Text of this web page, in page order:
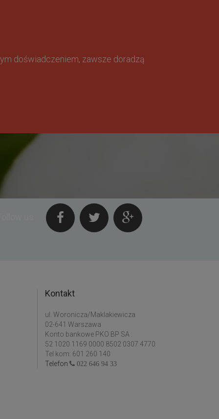
doświadczeniem, zawsze doradzą
Kontakt
ul. Woronicza/Maklakiewicza
02-641 Warszawa
Konto bankowe PKO BP SA :
52 1020 1169 0000 8502 0307 4770
Tel kom: 601 260 140
Telefon
022 646 94 33